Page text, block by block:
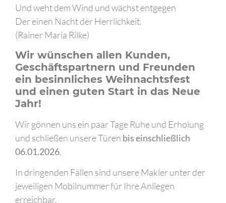
Und weht dem Wind und wächst entgegen
Der einen Nacht der Herrlichkeit.
(Rainer Maria Rilke)
Wir wünschen allen Kunden,
Geschäftspartnern und Freunden
ein besinnliches Weihnachtsfest
und einen guten Start in das Neue
Jahr!
Wir gönnen uns ein paar Tage Ruhe und Erholung
und schließen unsere Türen bis einschließlich
06.01.2026.
In dringenden Fällen sind unsere Makler unter der
jeweiligen Mobilnummer für Ihre Anliegen
erreichbar.